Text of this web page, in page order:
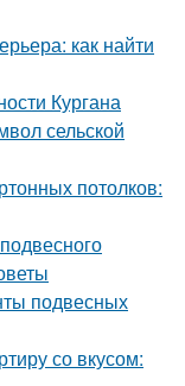
как найти
Кургана
сельской
потолков:
подвесных
со вкусом: